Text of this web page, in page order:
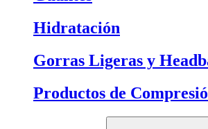
Hidratación
Gorras Ligeras y
Productos de